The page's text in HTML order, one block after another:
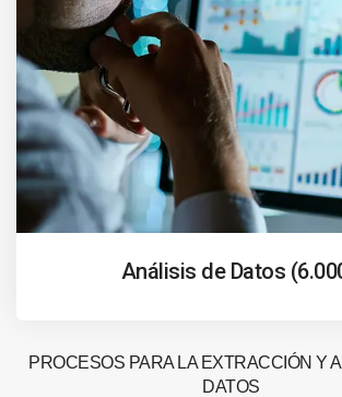
Análisis de Datos
PROCESOS PARA LA EXTRACCIÓN Y
DATOS